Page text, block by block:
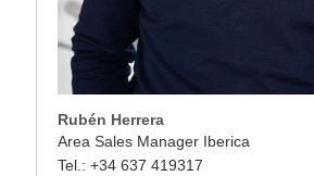
Rubén Herrera
Area Sales Manager Iberica
Tel.: +34 637 419317